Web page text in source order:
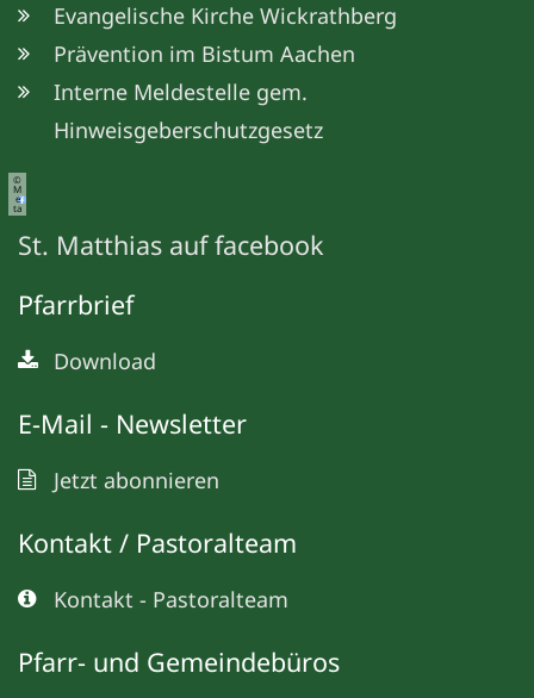
Evangelische Kirche Wickrathberg
Prävention im Bistum Aachen
Interne Meldestelle gem.
Hinweisgeberschutzgesetz
©
M
e
ta
St. Matthias auf facebook
Pfarrbrief
Download
E-Mail - Newsletter
Jetzt abonnieren
Kontakt / Pastoralteam
Kontakt - Pastoralteam
Pfarr- und Gemeindebüros